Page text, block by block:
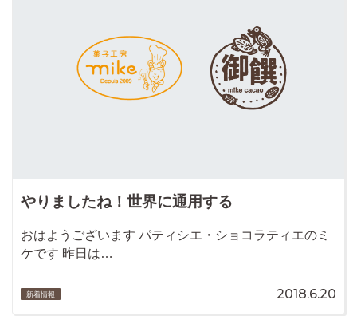
やりましたね！世界に通用する
おはようございます パティシエ・ショコラティエのミ
ケです 昨日は…
新着情報 2018.6.20